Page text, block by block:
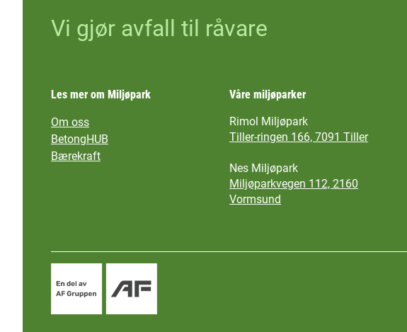
Vi gjør avfall til råvare
Les mer om Miljøpark
Om oss
BetongHUB
Bærekraft
Våre miljøparker
Rimol Miljøpark
Tiller-ringen 166, 7091 Tiller
Nes Miljøpark
Miljøparkvegen 112, 2160
Vormsund